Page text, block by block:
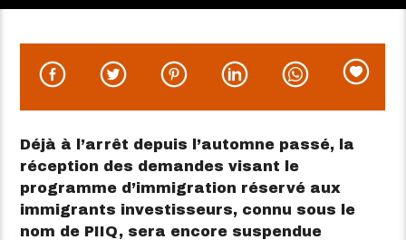
Déjà à l’arrêt depuis l’automne passé, la
réception des demandes visant le
programme d’immigration réservé aux
immigrants investisseurs, connu sous le
nom de PIIQ, sera encore suspendue